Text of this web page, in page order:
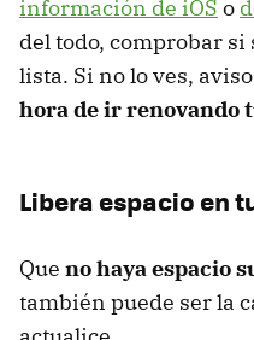
información de iOS o
del todo, comprobar
lista. Si no lo ves,
hora de ir renovando
Libera espacio en
Que no haya espacio
también puede ser la